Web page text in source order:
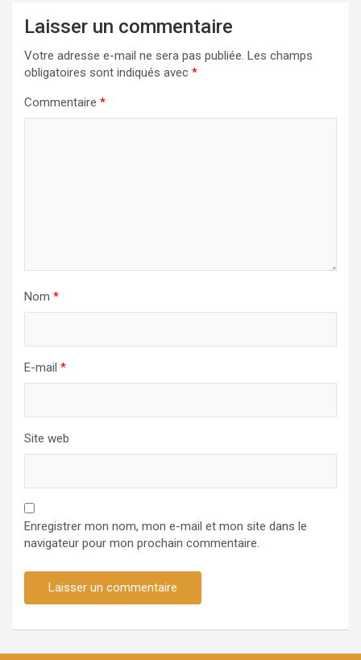
Laisser un commentaire
Votre adresse e-mail ne sera pas publiée. Les champs
obligatoires sont indiqués avec *
Commentaire *
Nom *
E-mail *
Site web
Enregistrer mon nom, mon e-mail et mon site dans le
navigateur pour mon prochain commentaire.